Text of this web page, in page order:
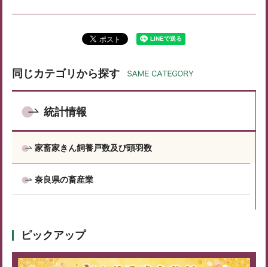
同じカテゴリから探す
統計情報
家畜家きん飼養戸数及び頭羽数
奈良県の畜産業
ピックアップ